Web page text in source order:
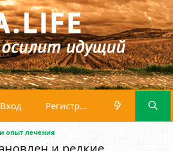
Вход Регистрация
опыт лечения